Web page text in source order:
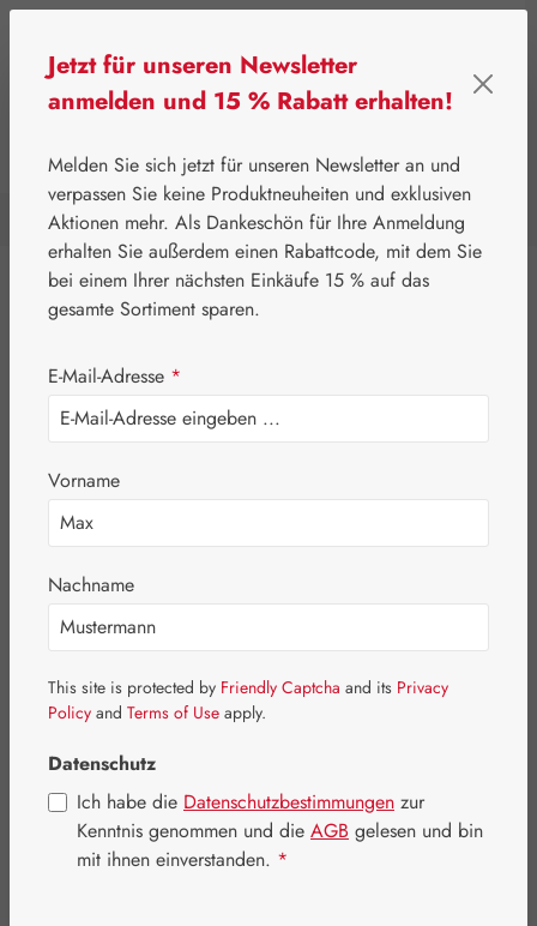
Leitner Lifecare Aromatherapie Embamed®
Eigenprodukte
Leitner Lifecare
Aromatherapie
DEVA
Embamed®
Primavera
Blütenessenzen
Basics
Medien
Eigenprodukte
Kosmetik
Schmuck
Jetzt für unseren Newsletter
anmelden und 15 % Rabatt erhalten!
Melden Sie sich jetzt für unseren Newsletter an und
verpassen Sie keine Produktneuheiten und exklusiven
Aktionen mehr. Als Dankeschön für Ihre Anmeldung
erhalten Sie außerdem einen Rabattcode, mit dem Sie
bei einem Ihrer nächsten Einkäufe 15 % auf das
gesamte Sortiment sparen.
E-Mail-Adresse *
Vorname
Nachname
This site is protected by Friendly Captcha and its Privacy
Policy and Terms of Use apply.
Datenschutz
Ich habe die Datenschutzbestimmungen zur
Kenntnis genommen und die AGB gelesen und bin
mit ihnen einverstanden. *